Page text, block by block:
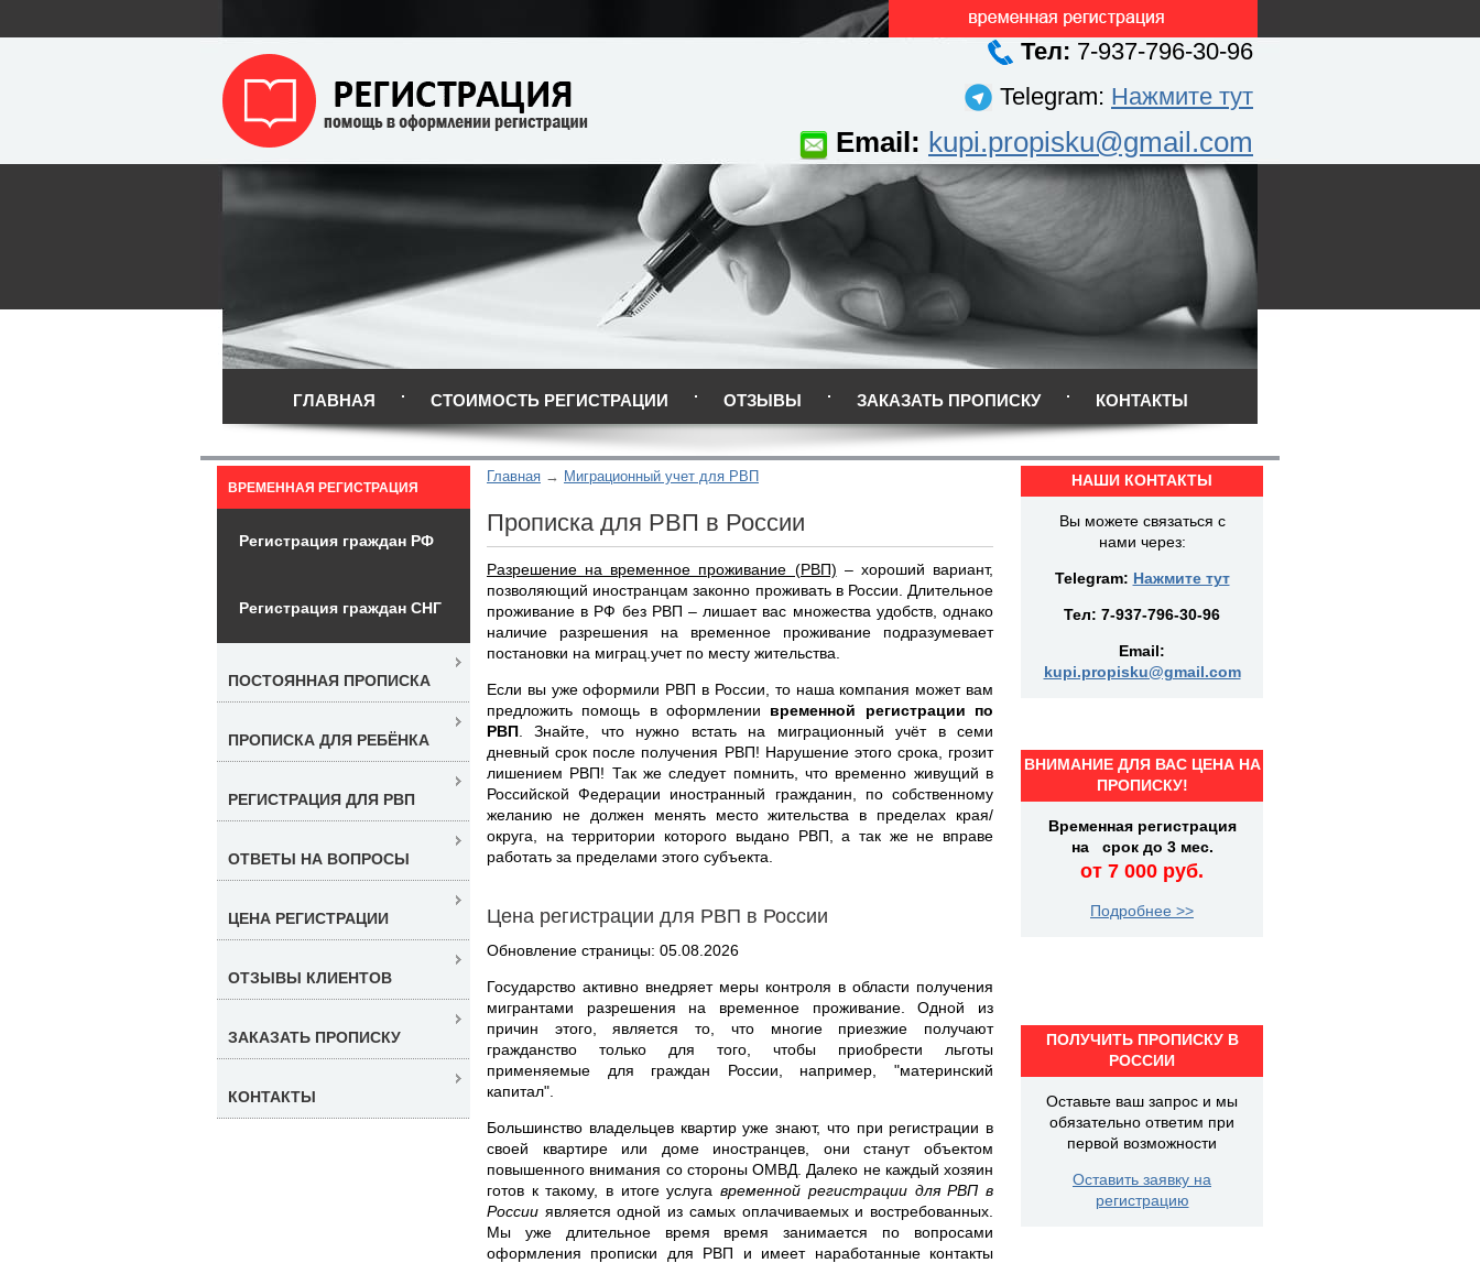
Тел: 7-937-796-30-96
Telegram: Нажмите тут
Email: kupi.propisku@gmail.com
ГЛАВНАЯ СТОИМОСТЬ РЕГИСТРАЦИИ ОТЗЫВЫ ЗАКАЗАТЬ ПРОПИСКУ КОНТАКТЫ
Главная Миграционный учет для РВП
Прописка для РВП в России
Разрешение на временное проживание (РВП) – хороший вариант,
позволяющий иностранцам законно проживать в России. Длительное
проживание в РФ без РВП – лишает вас множества удобств, однако
наличие разрешения на временное проживание подразумевает
постановки на миграц.учет по месту жительства.
Если вы уже оформили РВП в России, то наша компания может вам
предложить помощь в оформлении временной регистрации по
РВП . Знайте, что нужно встать на миграционный учёт в семи
дневный срок после получения РВП! Нарушение этого срока, грозит
лишением РВП! Так же следует помнить, что временно живущий в
Российской Федерации иностранный гражданин, по собственному
желанию не должен менять место жительства в пределах края/
округа, на территории которого выдано РВП, а так же не вправе
работать за пределами этого субъекта.
Цена регистрации для РВП в России
Обновление страницы: 05.08.2026
Государство активно внедряет меры контроля в области получения
мигрантами разрешения на временное проживание. Одной из
причин этого, является то, что многие приезжие получают
гражданство только для того, чтобы приобрести льготы
применяемые для граждан России, например, "материнский
капитал".
Большинство владельцев квартир уже знают, что при регистрации в
своей квартире или доме иностранцев, они станут объектом
повышенного внимания со стороны ОМВД. Далеко не каждый хозяин
готов к такому, в итоге услугавременной регистрации для РВП в
России является одной из самых оплачиваемых и востребованных.
Мы уже длительное время время занимается по вопросами
оформления прописки для РВП и имеет наработанные контакты
ВРЕМЕННАЯ РЕГИСТРАЦИЯ
Регистрация граждан РФ
Регистрация граждан СНГ
ПОСТОЯННАЯ ПРОПИСКА
ПРОПИСКА ДЛЯ РЕБЁНКА
РЕГИСТРАЦИЯ ДЛЯ РВП
ОТВЕТЫ НА ВОПРОСЫ
ЦЕНА РЕГИСТРАЦИИ
ОТЗЫВЫ КЛИЕНТОВ
ЗАКАЗАТЬ ПРОПИСКУ
КОНТАКТЫ
НАШИ КОНТАКТЫ
Вы можете связаться с
нами через:
Telegram: Нажмите тут
Тел: 7-937-796-30-96
Email:
kupi.propisku@gmail.com
ВНИМАНИЕ ДЛЯ ВАС ЦЕНА НА
ПРОПИСКУ!
Временная регистрация
на срок до 3 мес.
от 7 000 руб.
Подробнее >>
ПОЛУЧИТЬ ПРОПИСКУ В
РОССИИ
Оставьте ваш запрос и мы
обязательно ответим при
первой возможности
Оставить заявку на
регистрацию